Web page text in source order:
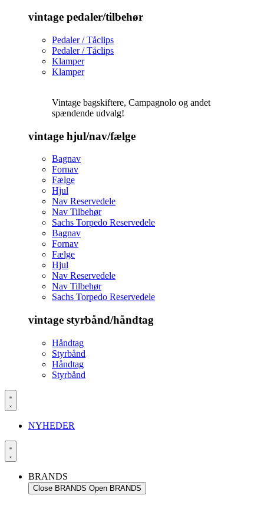
vintage pedaler/tilbehør
Pedaler / Tåclips
Pedaler / Tåclips
Klamper
Klamper
Vintage bagskiftere, Campagnolo og andet
spændende udvalg!
vintage hjul/nav/fælge
Bagnav
Fornav
Fælge
Hjul
Nav Reservedele
Nav Tilbehør
Sachs Torpedo Reservedele
Bagnav
Fornav
Fælge
Hjul
Nav Reservedele
Nav Tilbehør
Sachs Torpedo Reservedele
vintage styrbånd/håndtag
Håndtag
Styrbånd
Håndtag
Styrbånd
NYHEDER
BRANDS
Close BRANDS Open BRANDS